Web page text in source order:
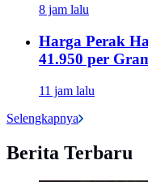
8 jam lalu
Harga Perak
41.950 per
11 jam lalu
Selengkapnya
Berita Terbaru